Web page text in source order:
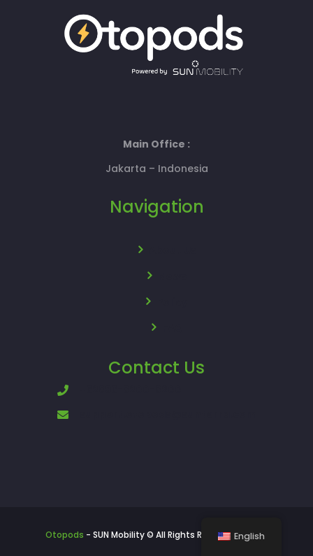
Main Office :
Jakarta – Indonesia
Navigation
Contact Us
Otopods - SUN Mobility © All Rights Reserved - 2024
English